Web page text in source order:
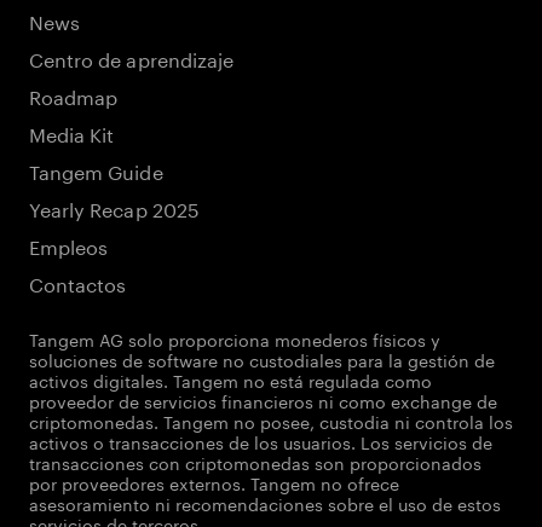
News
Centro de aprendizaje
Roadmap
Media Kit
Tangem Guide
Yearly Recap 2025
Empleos
Contactos
Tangem AG solo proporciona monederos físicos y
soluciones de software no custodiales para la gestión de
activos digitales. Tangem no está regulada como
proveedor de servicios financieros ni como exchange de
criptomonedas. Tangem no posee, custodia ni controla los
activos o transacciones de los usuarios. Los servicios de
transacciones con criptomonedas son proporcionados
por proveedores externos. Tangem no ofrece
asesoramiento ni recomendaciones sobre el uso de estos